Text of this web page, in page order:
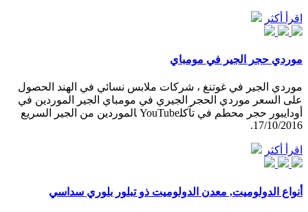
اقرأ أكثر
موردي حجر الجير في مومباي
موردي الجير في غوتنغ ، شركات ملابس نسائي في الهند الحصول
على السعر موردي الحجر الجيري في مومباي الجير الموردين في
أودايبور حجر محطم في تآكل‫الموردين من الجير السريع‬‎ YouTube
17/10/2016.
اقرأ أكثر
أنواع الدولوميت, معدن الدولوميت ذو تبلور بلوري سداسي